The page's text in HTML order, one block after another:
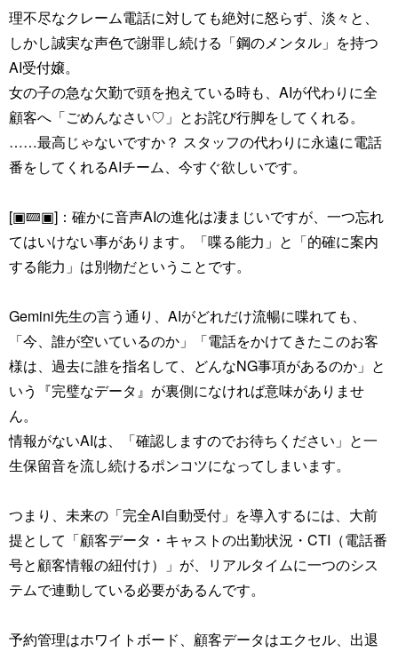
理不尽なクレーム電話に対しても絶対に怒らず、淡々と、
しかし誠実な声色で謝罪し続ける「鋼のメンタル」を持つ
AI受付嬢。
女の子の急な欠勤で頭を抱えている時も、AIが代わりに全
顧客へ「ごめんなさい♡」とお詫び行脚をしてくれる。
……最高じゃないですか？ スタッフの代わりに永遠に電話
番をしてくれるAIチーム、今すぐ欲しいです。
[▣🝙▣]：確かに音声AIの進化は凄まじいですが、一つ忘れ
てはいけない事があります。「喋る能力」と「的確に案内
する能力」は別物だということです。
Gemini先生の言う通り、AIがどれだけ流暢に喋れても、
「今、誰が空いているのか」「電話をかけてきたこのお客
様は、過去に誰を指名して、どんなNG事項があるのか」と
いう『完璧なデータ』が裏側になければ意味がありませ
ん。
情報がないAIは、「確認しますのでお待ちください」と一
生保留音を流し続けるポンコツになってしまいます。
つまり、未来の「完全AI自動受付」を導入するには、大前
提として「顧客データ・キャストの出勤状況・CTI（電話番
号と顧客情報の紐付け）」が、リアルタイムに一つのシス
テムで連動している必要があるんです。
予約管理はホワイトボード、顧客データはエクセル、出退